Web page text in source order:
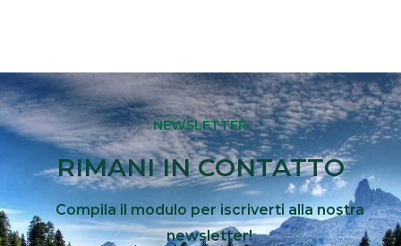
NEWSLETTER
RIMANI IN CONTATTO
Compila il modulo per iscriverti alla nostra
newsletter!